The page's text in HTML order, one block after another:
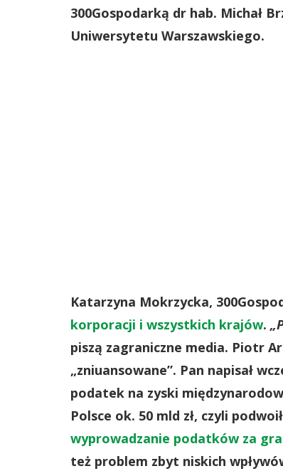
300Gospodarką dr hab. Michał
Uniwersytetu Warszawskiego.
Katarzyna Mokrzycka,
korporacji i wszystkich krajów.
piszą zagraniczne media. Piotr
„zniuansowane”. Pan napisał
podatek na zyski
Polsce ok. 50 mld zł, czyli
wyprowadzanie podatków za
też problem zbyt niskich